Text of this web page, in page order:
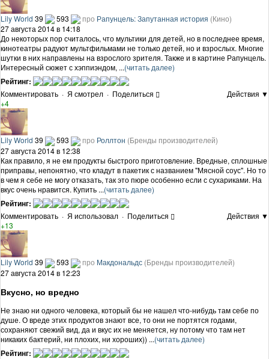
Lily World 39 593 про Рапунцель: Запутанная история (Кино)
27 августа 2014 в 14:18
До некоторых пор считалось, что мультики для детей, но в последнее время,
кинотеатры радуют мультфильмами не только детей, но и взрослых. Многие
шутки в них направлены на взрослого зрителя. Также и в картине Рапунцель.
Интересный сюжет с хэппиэндом, ...(читать далее)
Рейтинг:
Комментировать · Я смотрел · Поделиться
Действия ▼
+4
Lily World 39 593 про Роллтон (Бренды производителей)
27 августа 2014 в 12:38
Как правило, я не ем продукты быстрого приготовление. Вредные, сплошные
приправы, непонятно, что кладут в пакетик с названием "Мясной соус". Но то
в чем я себе не могу отказать, так это пюре особенно если с сухариками. На
вкус очень нравится. Купить ...(читать далее)
Рейтинг:
Комментировать · Я использовал · Поделиться
Действия ▼
+13
Lily World 39 593 про Макдональдс (Бренды производителей)
27 августа 2014 в 12:23
Вкусно, но вредно
Не знаю ни одного человека, который бы не нашел что-нибудь там себе по
душе. О вреде этих продуктов знают все, то они не портятся годами,
сохраняют свежий вид, да и вкус их не меняется, ну потому что там нет
никаких бактерий, ни плохих, ни хороших)) ...(читать далее)
Рейтинг: